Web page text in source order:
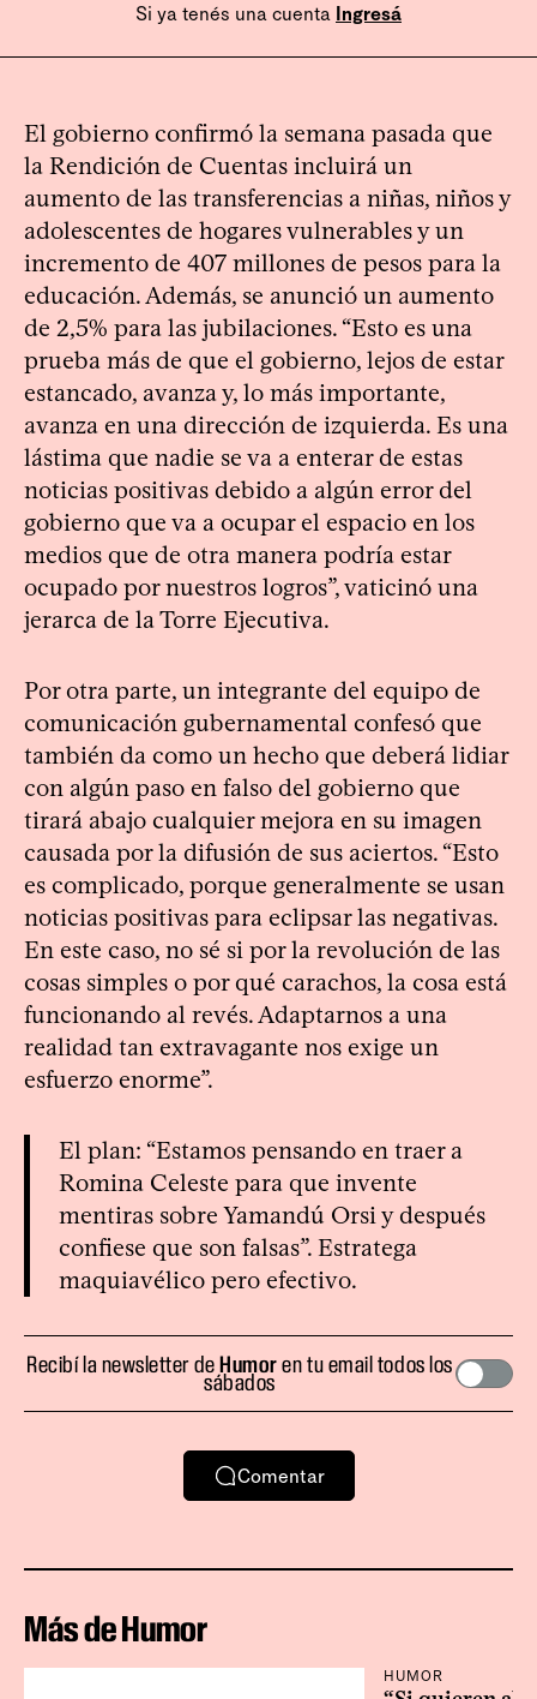
Si ya tenés una cuenta Ingresá
El gobierno confirmó la semana pasada que
la Rendición de Cuentas incluirá un
aumento de las transferencias a niñas, niños y
adolescentes de hogares vulnerables y un
incremento de 407 millones de pesos para la
educación. Además, se anunció un aumento
de 2,5% para las jubilaciones. “Esto es una
prueba más de que el gobierno, lejos de estar
estancado, avanza y, lo más importante,
avanza en una dirección de izquierda. Es una
lástima que nadie se va a enterar de estas
noticias positivas debido a algún error del
gobierno que va a ocupar el espacio en los
medios que de otra manera podría estar
ocupado por nuestros logros”, vaticinó una
jerarca de la Torre Ejecutiva.
Por otra parte, un integrante del equipo de
comunicación gubernamental confesó que
también da como un hecho que deberá lidiar
con algún paso en falso del gobierno que
tirará abajo cualquier mejora en su imagen
causada por la difusión de sus aciertos. “Esto
es complicado, porque generalmente se usan
noticias positivas para eclipsar las negativas.
En este caso, no sé si por la revolución de las
cosas simples o por qué carachos, la cosa está
funcionando al revés. Adaptarnos a una
realidad tan extravagante nos exige un
esfuerzo enorme”.
El plan: “Estamos pensando en traer a
Romina Celeste para que invente
mentiras sobre Yamandú Orsi y después
confiese que son falsas”. Estratega
maquiavélico pero efectivo.
Recibí la newsletter deHumoren tu email todos los
sábados
Comentar
Más de Humor
HUMOR